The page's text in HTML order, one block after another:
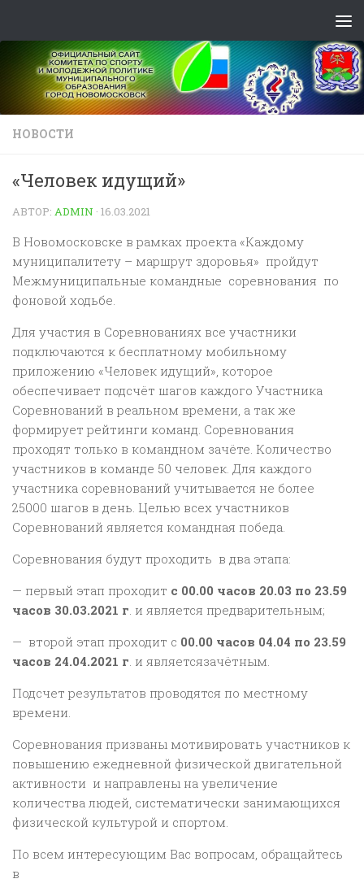
НОВОСТИ
«Человек идущий»
АВТОР: ADMIN · 16.03.2021
В Новомосковске в рамках проекта «Каждому
муниципалитету – маршрут здоровья» пройдут
Межмуниципальные командные соревнования по
фоновой ходьбе.
Для участия в Соревнованиях все участники
подключаются к бесплатному мобильному
приложению «Человек идущий», которое
обеспечивает подсчёт шагов каждого Участника
Соревнований в реальном времени, а так же
формирует рейтинги команд. Соревнования
проходят только в командном зачёте. Количество
участников в команде 50 человек. Для каждого
участника соревнований учитывается не более
25000 шагов в день. Целью всех участников
Соревнований является командная победа.
Соревнования будут проходить в два этапа:
— первый этап проходит с 00.00 часов 20.03 по 23.59
часов 30.03.2021 г. и является предварительным;
— второй этап проходит с 00.00 часов 04.04 по 23.59
часов 24.04.2021 г. и являетсязачётным.
Подсчет результатов проводятся по местному
времени.
Соревнования призваны мотивировать участников к
повышению ежедневной физической двигательной
активности и направлены на увеличение
количества людей, систематически занимающихся
физической культурой и спортом.
По всем интересующим Вас вопросам, обращайтесь
в